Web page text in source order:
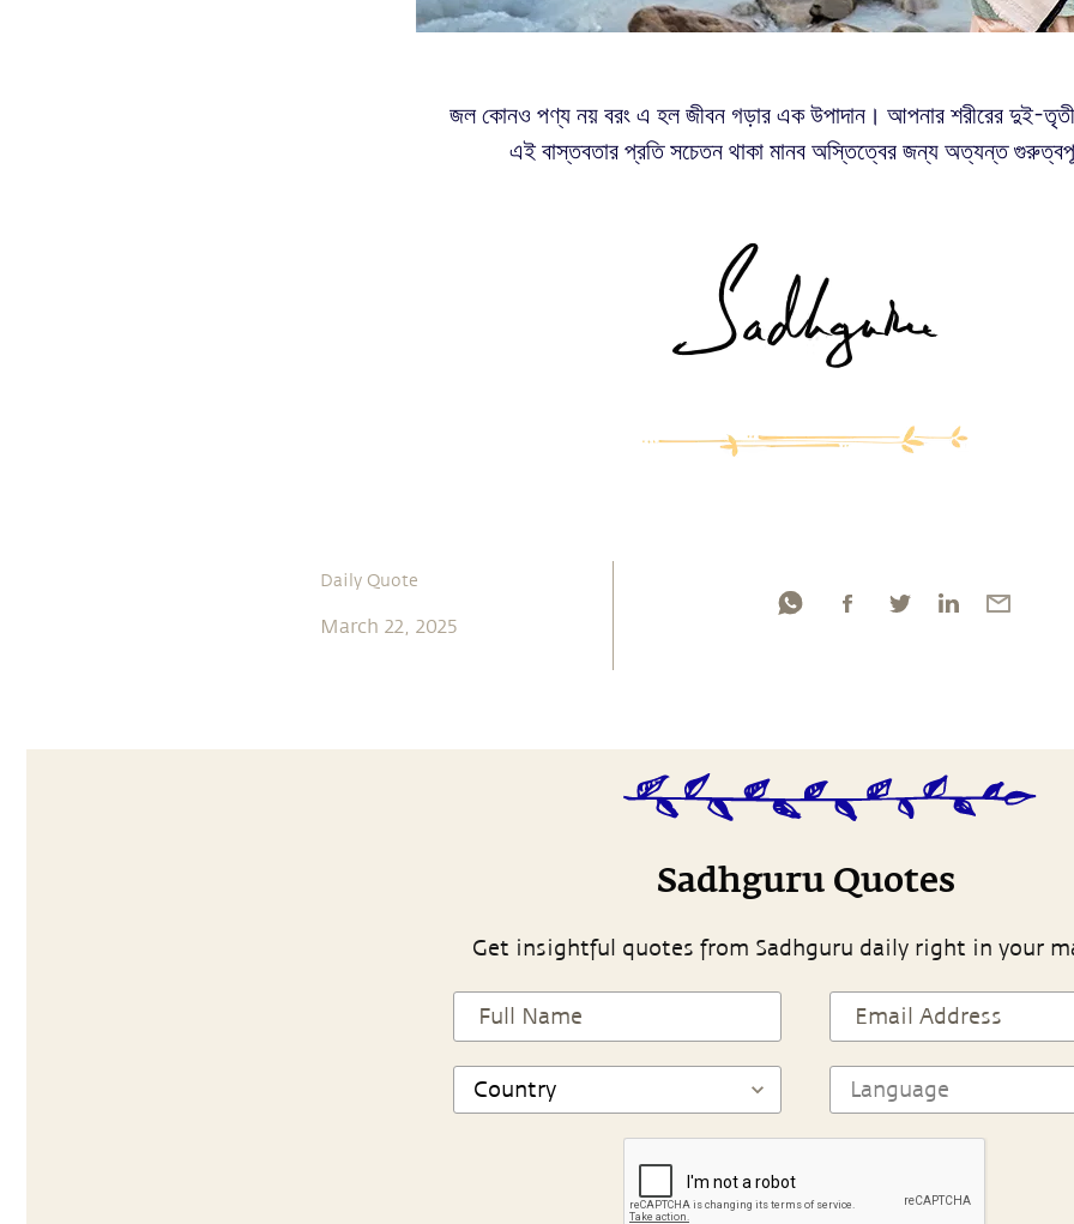
জল কোনও পণ্য নয় বরং এ হল জীবন গড়ার এক উপাদান। আপনার শরীরের দুই-
এই বাস্তবতার প্রতি সচেতন থাকা মানব অস্তিত্বের জন্য অত্যন্ত
Daily Quote
March 22, 2025
Sadhguru Quotes
Get insightful quotes from Sadhguru daily right in your